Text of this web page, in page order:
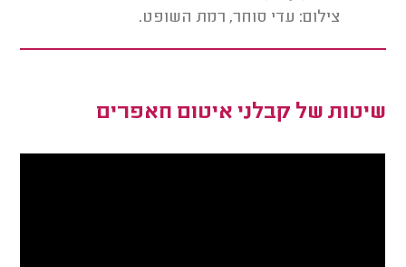
צילום: עדי סוחר, רמת השופט.
שיטות של קבלני איטום חאפרים